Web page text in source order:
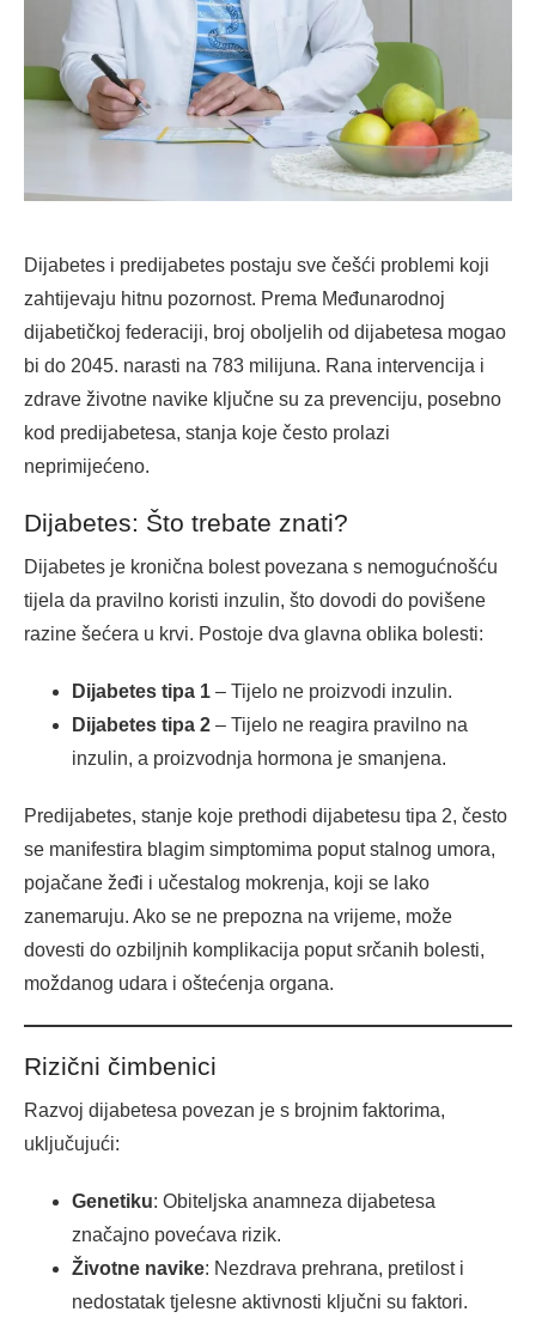
Dijabetes i predijabetes postaju sve češći problemi koji
zahtijevaju hitnu pozornost. Prema Međunarodnoj
dijabetičkoj federaciji, broj oboljelih od dijabetesa mogao
bi do 2045. narasti na 783 milijuna. Rana intervencija i
zdrave životne navike ključne su za prevenciju, posebno
kod predijabetesa, stanja koje često prolazi
neprimijećeno.
Dijabetes: Što trebate znati?
Dijabetes je kronična bolest povezana s nemogućnošću
tijela da pravilno koristi inzulin, što dovodi do povišene
razine šećera u krvi. Postoje dva glavna oblika bolesti:
Dijabetes tipa 1 – Tijelo ne proizvodi inzulin.
Dijabetes tipa 2 – Tijelo ne reagira pravilno na
inzulin, a proizvodnja hormona je smanjena.
Predijabetes, stanje koje prethodi dijabetesu tipa 2, često
se manifestira blagim simptomima poput stalnog umora,
pojačane žeđi i učestalog mokrenja, koji se lako
zanemaruju. Ako se ne prepozna na vrijeme, može
dovesti do ozbiljnih komplikacija poput srčanih bolesti,
moždanog udara i oštećenja organa.
Rizični čimbenici
Razvoj dijabetesa povezan je s brojnim faktorima,
uključujući:
Genetiku: Obiteljska anamneza dijabetesa
značajno povećava rizik.
Životne navike: Nezdrava prehrana, pretilost i
nedostatak tjelesne aktivnosti ključni su faktori.